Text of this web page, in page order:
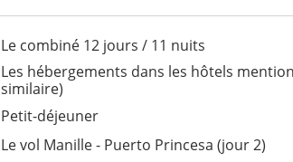
Le combiné 12 jours / 11 nuits
Les hébergements dans les hôtels
similaire)
Petit-déjeuner
Le vol Manille - Puerto Princesa (jour 2)